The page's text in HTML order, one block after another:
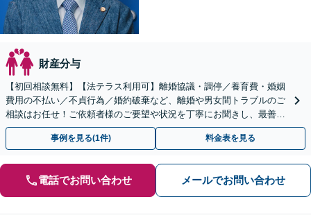
財産分与
【初回相談無料】【法テラス利用可】離婚協議・調停／養育費・婚姻
費用の不払い／不貞行為／婚約破棄など、離婚や男女間トラブルのご
相談はお任せ！ご依頼者様のご要望や状況を丁寧にお聞きし、最善の
解決へ向けて尽力します【相談室完全個室】【金山駅5分】
事例を見る(1件) 料金表を見る
電話でお問い合わせ メールでお問い合わせ